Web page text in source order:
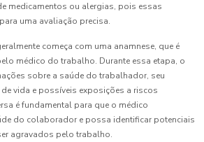
medicamentos ou alergias, pois essas
uma avaliação precisa.
começa com uma anamnese, que é
médico do trabalho. Durante essa etapa, o
sobre a saúde do trabalhador, seu
vida e possíveis exposições a riscos
é fundamental para que o médico
do colaborador e possa identificar potenciais
agravados pelo trabalho.